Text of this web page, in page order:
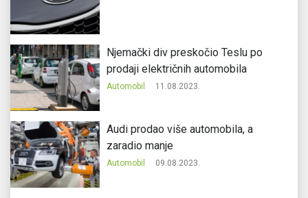
Njemački div preskočio Teslu po
prodaji električnih automobila
Automobil 11.08.2023.
Audi prodao više automobila, a
zaradio manje
Automobil 09.08.2023.